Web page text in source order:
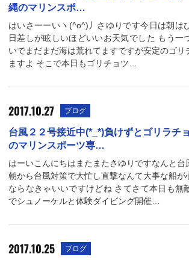
縄のマリンスポ…
はいさーーいヽ(^o^)丿さゆりです今日は朝は
日差しが眩しいほどいいお天気でした もう一
いでまだまだ海は荒れてますですが安定のゴリ
ますよ そこで本日もゴリチョツ…
2017.10.27 ブログ
台風２２号接近中(*_*)負けずとゴリラチ
のマリンスポーツ専…
はーいこんにちはまたまたさゆりですなんと台
朝から台風対策で大忙し直撃なんて大事な船が
ならなきゃいいですけどね さてさて本日も無
でシュノーケルと体験ダイビング開催…
2017.10.25 ブログ